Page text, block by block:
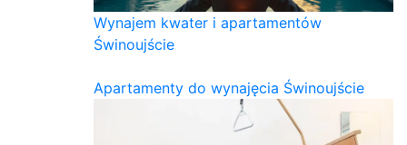
Wynajem kwater i apartamentów
Świnoujście
Apartamenty do wynajęcia Świnoujście